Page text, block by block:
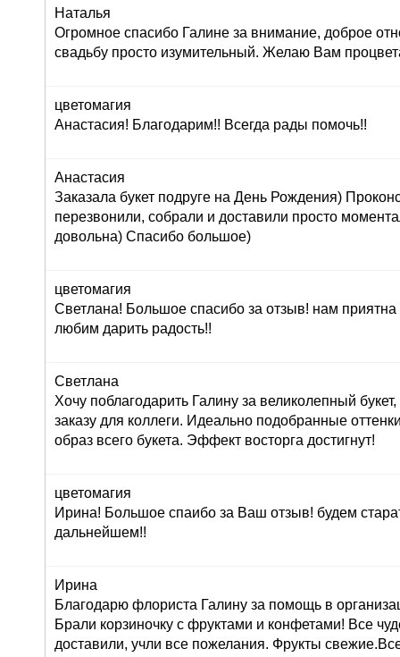
Наталья
Огромное спасибо Галине за внимание, доброе
свадьбу просто изумительный. Желаю Вам
цветомагия
Анастасия! Благодарим!! Всегда рады помочь!!
Анастасия
Заказала букет подруге на День Рождения)
перезвонили, собрали и доставили просто
довольна) Спасибо большое)
цветомагия
Светлана! Большое спасибо за отзыв! нам
любим дарить радость!!
Светлана
Хочу поблагодарить Галину за великолепный
заказу для коллеги. Идеально подобранные
образ всего букета. Эффект восторга достигнут!
цветомагия
Ирина! Большое спаибо за Ваш отзыв! будем
дальнейшем!!
Ирина
Благодарю флориста Галину за помощь в
Брали корзиночку с фруктами и конфетами! Все
доставили, учли все пожелания. Фрукты